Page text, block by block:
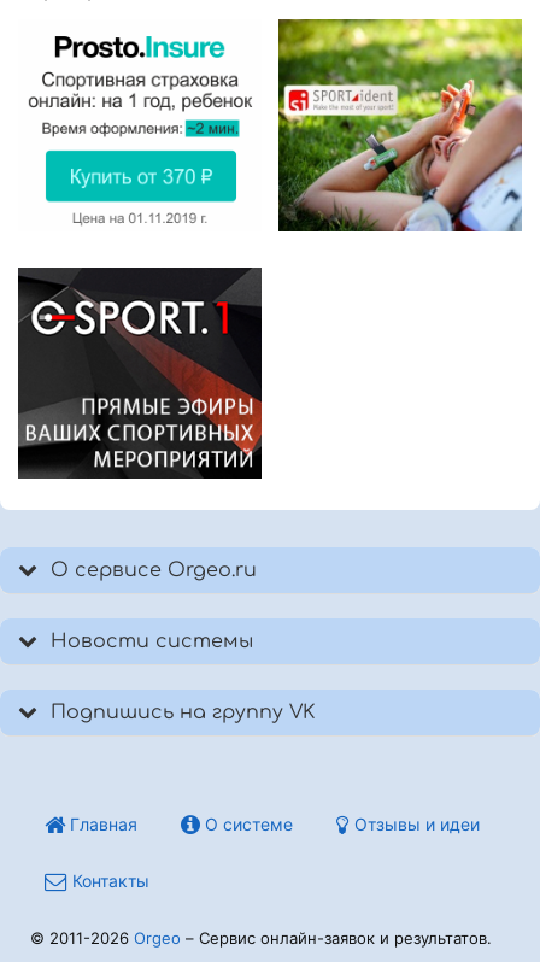
О сервисе Orgeo.ru
Новости системы
Подпишись на группу VK
Главная О системе Отзывы и идеи
Контакты
© 2011-2026 Orgeo – Сервис онлайн-заявок и результатов.